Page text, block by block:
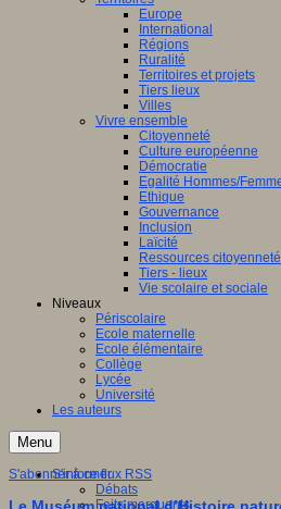
Europe
International
Régions
Ruralité
Territoires et projets
Tiers lieux
Villes
Vivre ensemble
Citoyenneté
Culture européenne
Démocratie
Egalité Hommes/
Ethique
Gouvernance
Inclusion
Laïcité
Ressources citoyenneté
Tiers - lieux
Vie scolaire et sociale
Niveaux
Périscolaire
Ecole maternelle
Ecole élémentaire
Collège
Lycée
Université
Les auteurs
Menu
S'informer
Débats
Faits marquants
S'abonner à ce flux RSS